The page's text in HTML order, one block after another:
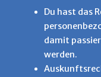
Du hast das
damit
werden.